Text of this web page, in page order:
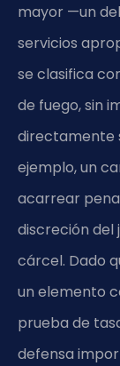
mayor —un
servicios
se clasifica
de fuego, sin
directamente
ejemplo, un
acarrear
discreción del
cárcel. Dado
un elemento
prueba de
defensa